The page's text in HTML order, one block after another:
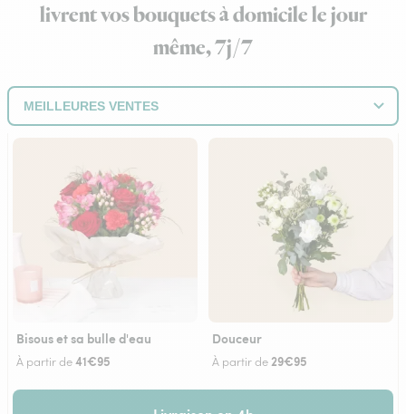
livrent vos bouquets à domicile le jour
même, 7j/7
Bisous et sa bulle d'eau
À partir de41€95
Douceur
À partir de29€95